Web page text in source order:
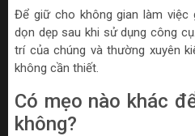
Để giữ cho không gian làm việc
dọn dẹp sau khi sử dụng công
trí của chúng và thường xuyên
không cần thiết.
Có mẹo nào khác
không?